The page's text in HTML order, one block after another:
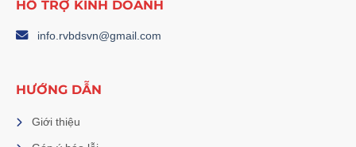
HỖ TRỢ KINH DOANH
info.rvbdsvn@gmail.com
HƯỚNG DẪN
Giới thiệu